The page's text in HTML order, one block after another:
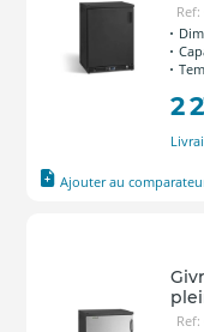
Ref:
2
Ajouter au
Ref: